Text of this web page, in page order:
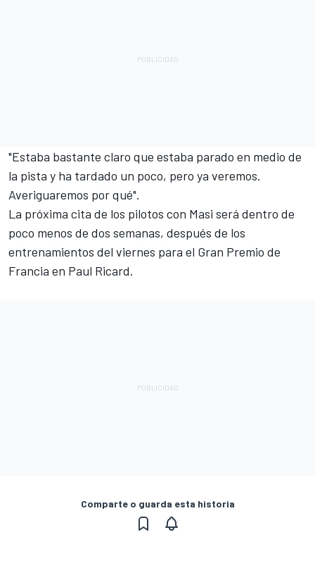
"Estaba bastante claro que estaba parado en medio de
la pista y ha tardado un poco, pero ya veremos.
Averiguaremos por qué".
La próxima cita de los pilotos con Masi será dentro de
poco menos de dos semanas, después de los
entrenamientos del viernes para el Gran Premio de
Francia en Paul Ricard.
Comparte o guarda esta historia